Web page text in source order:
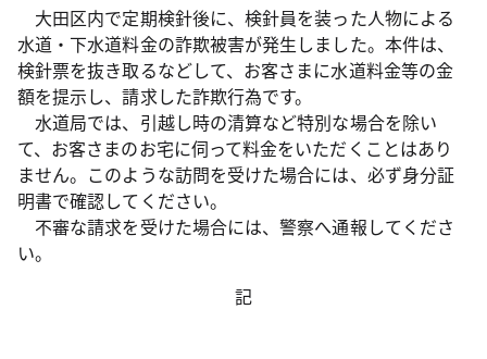
大田区内で定期検針後に、検針員を装った人物による
水道・下水道料金の詐欺被害が発生しました。本件は、
検針票を抜き取るなどして、お客さまに水道料金等の金
額を提示し、請求した詐欺行為です。
水道局では、引越し時の清算など特別な場合を除い
て、お客さまのお宅に伺って料金をいただくことはあり
ません。このような訪問を受けた場合には、必ず身分証
明書で確認してください。
不審な請求を受けた場合には、警察へ通報してくださ
い。
記